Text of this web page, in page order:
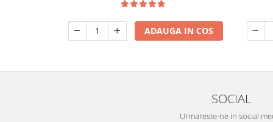
ADAUGA IN COS
SOCIAL
Urmareste-ne in social